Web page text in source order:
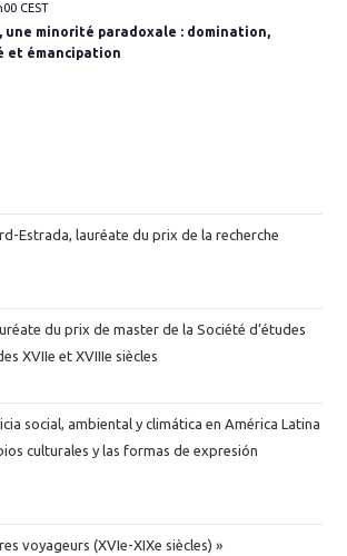
CEST
une minorité paradoxale : domination,
et émancipation
Estrada, lauréate du prix de la recherche
du prix de master de la Société d’études
XVIIe et XVIIIe siècles
social, ambiental y climática en América Latina
culturales y las formas de expresión
voyageurs (XVIe-XIXe siècles) »